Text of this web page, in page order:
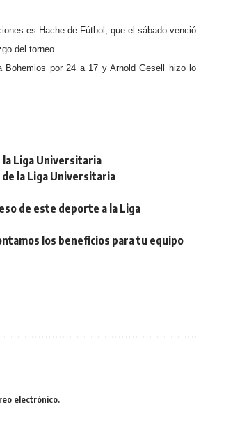
es Hache de Fútbol, que el sábado venció
del torneo.
Bohemios por 24 a 17 y Arnold Gesell hizo lo
la Liga Universitaria
la Liga Universitaria
de este deporte a la Liga
los beneficios para tu equipo
electrónico.